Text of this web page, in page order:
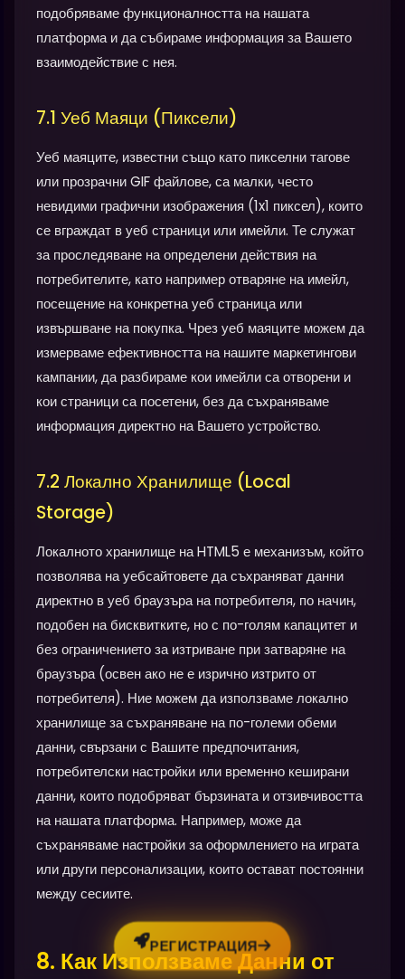
подобряваме функционалността на нашата
платформа и да събираме информация за Вашето
взаимодействие с нея.
7.1 Уеб Маяци (Пиксели)
Уеб маяците, известни също като пикселни тагове
или прозрачни GIF файлове, са малки, често
невидими графични изображения (1x1 пиксел), които
се вграждат в уеб страници или имейли. Те служат
за проследяване на определени действия на
потребителите, като например отваряне на имейл,
посещение на конкретна уеб страница или
извършване на покупка. Чрез уеб маяците можем да
измерваме ефективността на нашите маркетингови
кампании, да разбираме кои имейли са отворени и
кои страници са посетени, без да съхраняваме
информация директно на Вашето устройство.
7.2 Локално Хранилище (Local
Storage)
Локалното хранилище на HTML5 е механизъм, който
позволява на уебсайтовете да съхраняват данни
директно в уеб браузъра на потребителя, по начин,
подобен на бисквитките, но с по-голям капацитет и
без ограничението за изтриване при затваряне на
браузъра (освен ако не е изрично изтрито от
потребителя). Ние можем да използваме локално
хранилище за съхраняване на по-големи обеми
данни, свързани с Вашите предпочитания,
потребителски настройки или временно кеширани
данни, които подобряват бързината и отзивчивостта
на нашата платформа. Например, може да
съхраняваме настройки за оформлението на играта
или други персонализации, които остават постоянни
между сесиите.
8. Как Използваме Данни от
РЕГИСТРАЦИЯ